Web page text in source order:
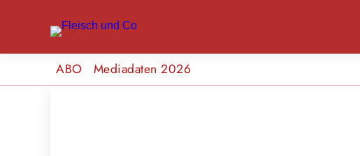
ABO Mediadaten 2026